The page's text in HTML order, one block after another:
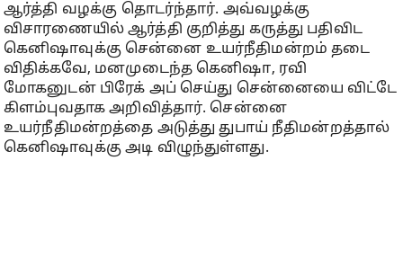
ஆர்த்தி வழக்கு தொடர்ந்தார். அவ்வழக்கு
விசாரணையில் ஆர்த்தி குறித்து கருத்து பதிவிட
கெனிஷாவுக்கு சென்னை உயர்நீதிமன்றம் தடை
விதிக்கவே, மனமுடைந்த கெனிஷா, ரவி
மோகனுடன் பிரேக் அப் செய்து சென்னையை விட்டே
கிளம்புவதாக அறிவித்தார். சென்னை
உயர்நீதிமன்றத்தை அடுத்து துபாய் நீதிமன்றத்தால்
கெனிஷாவுக்கு அடி விழுந்துள்ளது.